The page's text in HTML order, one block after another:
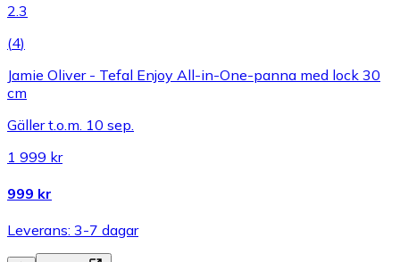
2.3
(4)
Jamie Oliver - Tefal Enjoy All-in-One-panna med lock 30
cm
Gäller t.o.m. 10 sep.
1 999 kr
999 kr
Leverans: 3-7 dagar